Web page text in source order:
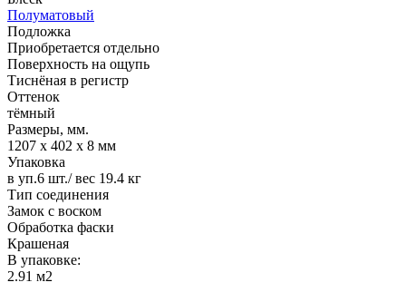
Полуматовый
Подложка
Приобретается отдельно
Поверхность на ощупь
Тиснёная в регистр
Оттенок
тёмный
Размеры, мм.
1207 х 402 х 8 мм
Упаковка
в уп.6 шт./ вес 19.4 кг
Тип соединения
Замок с воском
Обработка фаски
Крашеная
В упаковке:
2.91 м2